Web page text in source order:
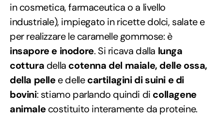
in cosmetica, farmaceutica o a livello
industriale), impiegato in ricette dolci, salate e
per realizzare le caramelle gommose: è
insapore e inodore. Si ricava dalla lunga
cottura della cotenna del maiale, delle ossa,
della pellee dellecartilagini di suini e di
bovini: stiamo parlando quindi di collagene
animalecostituito interamente da proteine.